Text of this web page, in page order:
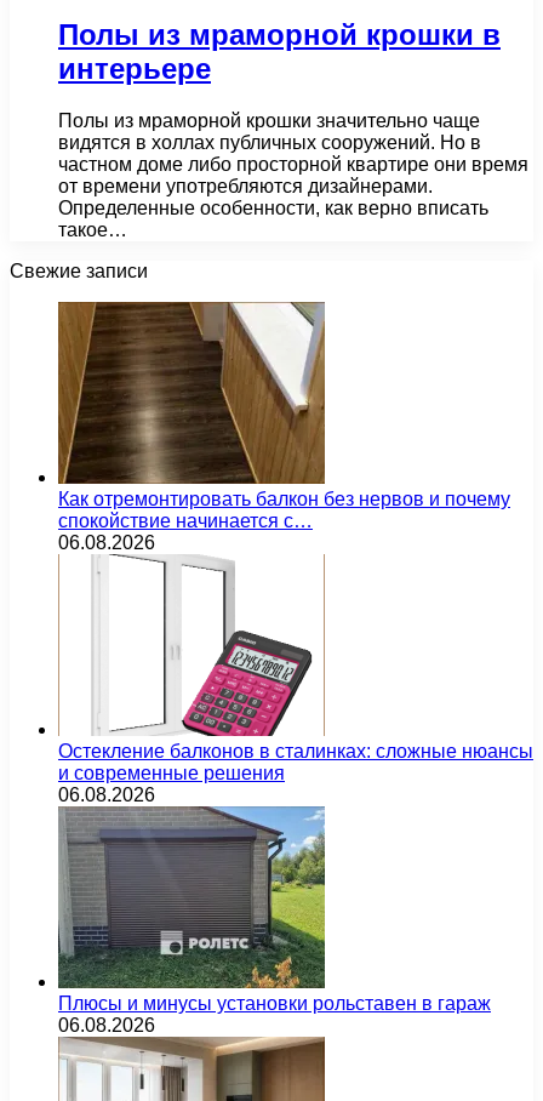
Полы из мраморной крошки в
интерьере
Полы из мраморной крошки значительно чаще
видятся в холлах публичных сооружений. Но в
частном доме либо просторной квартире они время
от времени употребляются дизайнерами.
Определенные особенности, как верно вписать
такое…
Свежие записи
Как отремонтировать балкон без нервов и почему
спокойствие начинается с…
06.08.2026
Остекление балконов в сталинках: сложные нюансы
и современные решения
06.08.2026
Плюсы и минусы установки рольставен в гараж
06.08.2026